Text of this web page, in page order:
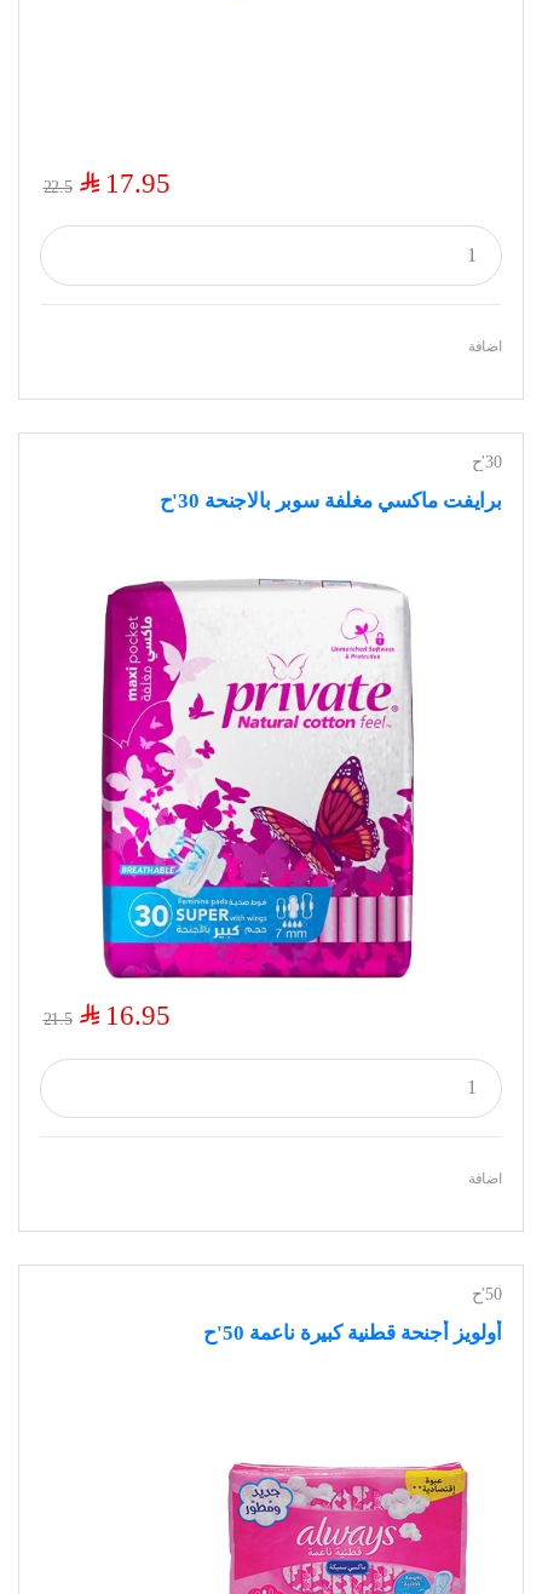
17.95
$
22.5
اضافة
30'ح
برايفت ماكسي مغلفة سوبر بالاجنحة 30'ح
16.95
$
21.5
اضافة
50'ح
أولويز أجنحة قطنية كبيرة ناعمة 50'ح